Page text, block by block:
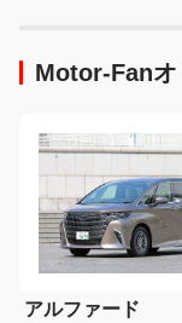
Motor-Fanオ
アルファード